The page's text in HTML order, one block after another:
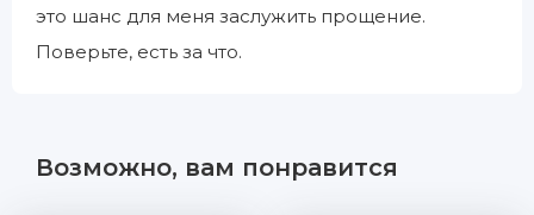
это шанс для меня заслужить прощение.
Поверьте, есть за что.
Возможно, вам понравится